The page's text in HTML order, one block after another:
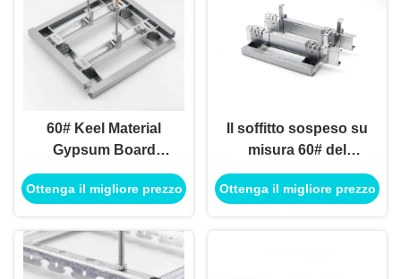
60# Keel Material
Gypsum Board
Ceiling a prova di
fuoco per gli edifici
commerciali
Ottenga il migliore prezzo
Il soffitto sospeso su
misura 60# del
pannello di carta e
gesso ha rinforzato
Ottenga il migliore prezzo